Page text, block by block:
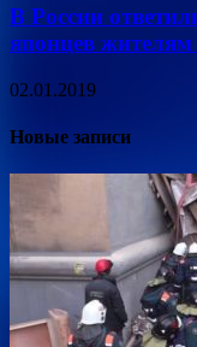
В России
японцев
02.01.2019
Новые записи